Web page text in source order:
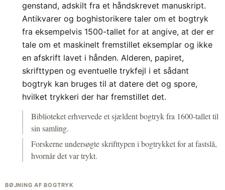
genstand, adskilt fra et håndskrevet manuskript.
Antikvarer og boghistorikere taler om et bogtryk
fra eksempelvis 1500-tallet for at angive, at der er
tale om et maskinelt fremstillet eksemplar og ikke
en afskrift lavet i hånden. Alderen, papiret,
skrifttypen og eventuelle trykfejl i et sådant
bogtryk kan bruges til at datere det og spore,
hvilket trykkeri der har fremstillet det.
Biblioteket erhvervede et sjældent bogtryk fra 1600-tallet til
sin samling.
Forskerne undersøgte skrifttypen i bogtrykket for at fastslå,
hvornår det var trykt.
BØJNING AF BOGTRYK